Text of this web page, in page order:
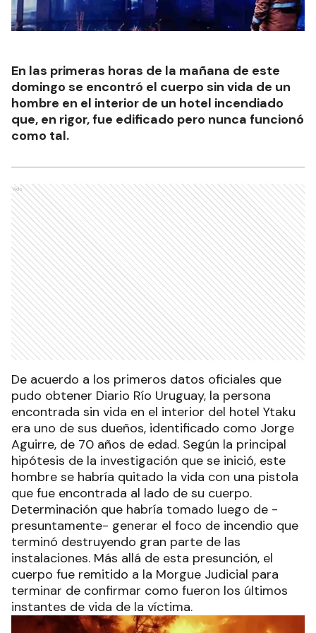
En las primeras horas de la mañana de este
domingo se encontró el cuerpo sin vida de un
hombre en el interior de un hotel incendiado
que, en rigor, fue edificado pero nunca funcionó
como tal.
Ads
De acuerdo a los primeros datos oficiales que
pudo obtener Diario Río Uruguay, la persona
encontrada sin vida en el interior del hotel Ytaku
era uno de sus dueños, identificado como Jorge
Aguirre, de 70 años de edad. Según la principal
hipótesis de la investigación que se inició, este
hombre se habría quitado la vida con una pistola
que fue encontrada al lado de su cuerpo.
Determinación que habría tomado luego de -
presuntamente- generar el foco de incendio que
terminó destruyendo gran parte de las
instalaciones. Más allá de esta presunción, el
cuerpo fue remitido a la Morgue Judicial para
terminar de confirmar como fueron los últimos
instantes de vida de la víctima.